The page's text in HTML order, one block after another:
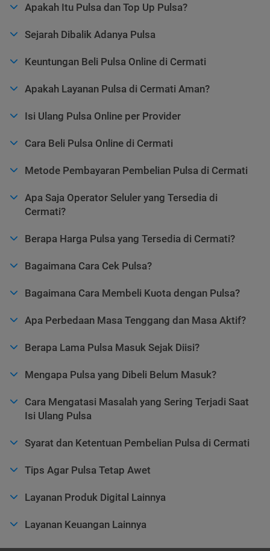
Apakah Itu Pulsa dan Top Up Pulsa?
Sejarah Dibalik Adanya Pulsa
Keuntungan Beli Pulsa Online di Cermati
Apakah Layanan Pulsa di Cermati Aman?
Isi Ulang Pulsa Online per Provider
Cara Beli Pulsa Online di Cermati
Metode Pembayaran Pembelian Pulsa di Cermati
Apa Saja Operator Seluler yang Tersedia di
Cermati?
Berapa Harga Pulsa yang Tersedia di Cermati?
Bagaimana Cara Cek Pulsa?
Bagaimana Cara Membeli Kuota dengan Pulsa?
Apa Perbedaan Masa Tenggang dan Masa Aktif?
Berapa Lama Pulsa Masuk Sejak Diisi?
Mengapa Pulsa yang Dibeli Belum Masuk?
Cara Mengatasi Masalah yang Sering Terjadi Saat
Isi Ulang Pulsa
Syarat dan Ketentuan Pembelian Pulsa di Cermati
Tips Agar Pulsa Tetap Awet
Layanan Produk Digital Lainnya
Layanan Keuangan Lainnya